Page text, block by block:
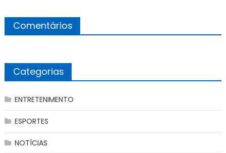
Comentários
Categorias
ENTRETENIMENTO
ESPORTES
NOTÍCIAS